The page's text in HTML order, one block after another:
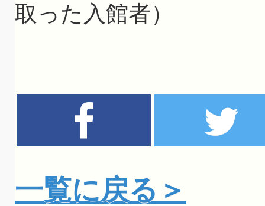
取った入館者）
一覧に戻る＞